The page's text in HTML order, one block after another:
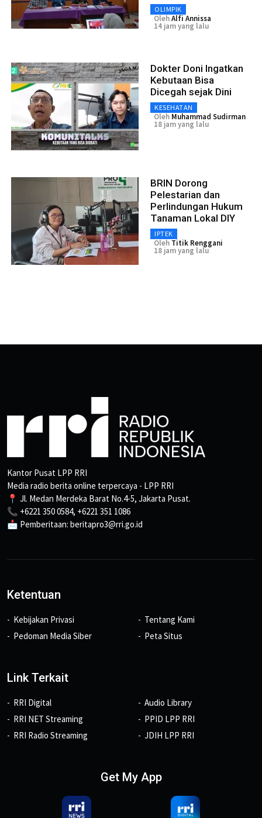
OLIMPIK
OlehAlfi Annissa
14 jam yang lalu
Dokter Doni Ingatkan
Kebutaan Bisa
Dicegah sejak Dini
KESEHATAN
Oleh Muhammad Sudirman
18 jam yang lalu
BRIN Dorong
Pelestarian dan
Perlindungan Hukum
Tanaman Lokal DIY
IPTEK
Oleh Titik Renggani
18 jam yang lalu
Kantor Pusat LPP RRI
Media radio berita online terpercaya - LPP RRI
📍 Jl. Medan Merdeka Barat No.4-5, Jakarta Pusat.
📞 +6221 350 0584, +6221 351 1086
📩 Pemberitaan: beritapro3@rri.go.id
Ketentuan
Kebijakan Privasi
Pedoman Media Siber
Tentang Kami
Peta Situs
Link Terkait
RRI Digital
RRI NET Streaming
RRI Radio Streaming
Audio Library
PPID LPP RRI
JDIH LPP RRI
Get My App